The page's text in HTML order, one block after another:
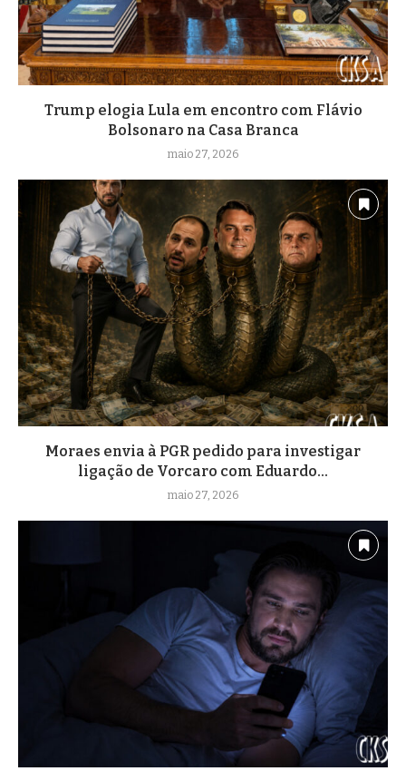
Trump elogia Lula em encontro com Flávio
Bolsonaro na Casa Branca
maio 27, 2026
Moraes envia à PGR pedido para investigar
ligação de Vorcaro com Eduardo...
maio 27, 2026